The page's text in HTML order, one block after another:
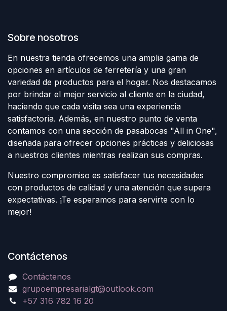
Sobre nosotros
En nuestra tienda ofrecemos una amplia gama de
opciones en artículos de ferretería y una gran
variedad de productos para el hogar. Nos destacamos
por brindar el mejor servicio al cliente en la ciudad,
haciendo que cada visita sea una experiencia
satisfactoria. Además, en nuestro punto de venta
contamos con una sección de pasabocas "All in One",
diseñada para ofrecer opciones prácticas y deliciosas
a nuestros clientes mientras realizan sus compras.
Nuestro compromiso es satisfacer tus necesidades
con productos de calidad y una atención que supera
expectativas. ¡Te esperamos para servirte con lo
mejor!
Contáctenos
Contáctenos
grupoempresarialgt@outlook.com
+57 316 782 16 20